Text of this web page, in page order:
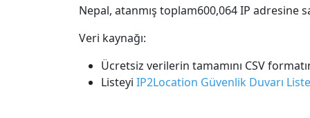
Nepal, atanmış toplam600,064 IP adresine
Veri kaynağı:
Ücretsiz verilerin tamamını CSV
Listeyi IP2Location Güvenlik Duvarı